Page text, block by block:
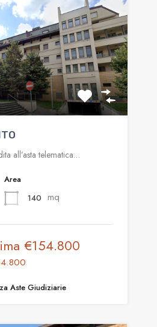
all’asta telematica…
Area
140 mq
€154.800
Aste Giudiziarie